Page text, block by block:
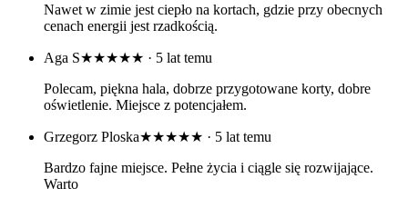
Nawet w zimie jest ciepło na kortach, gdzie przy obecnych
cenach energii jest rzadkością.
Aga S★★★★★ · 5 lat temu
Polecam, piękna hala, dobrze przygotowane korty, dobre
oświetlenie. Miejsce z potencjałem.
Grzegorz Ploska★★★★★ · 5 lat temu
Bardzo fajne miejsce. Pełne życia i ciągle się rozwijające.
Warto